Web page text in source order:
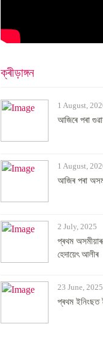
ক্ৰীড়াঙ্গন
1 August,
আজিৰে পৰা
1 August,
আজিৰ পৰা অসম
2 July, 2025
প্ৰথম
হেদায়েৎ আলীৰ
23 June, 2025
প্ৰথম ইনিংছত